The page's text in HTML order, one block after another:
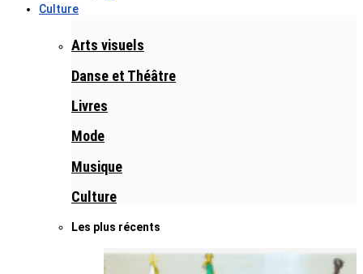
Culture
Arts visuels
Danse et Théâtre
Livres
Mode
Musique
Culture
Les plus récents